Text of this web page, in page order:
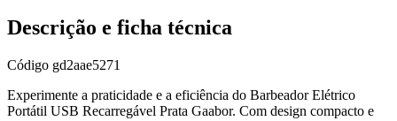
Descrição e ficha técnica
Código gd2aae5271
Experimente a praticidade e a eficiência do Barbeador Elétrico
Portátil USB Recarregável Prata Gaabor. Com design compacto e